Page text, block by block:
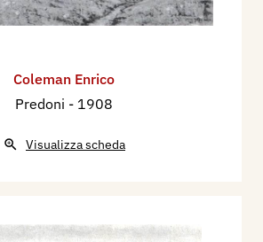
Coleman Enrico
Predoni - 1908
Visualizza scheda